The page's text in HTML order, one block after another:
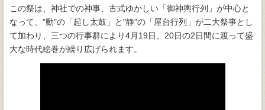
この祭は、神社での神事、古式ゆかしい「御神輿行列」が中心と
なって、"動"の「起し太鼓」と"静"の「屋台行列」が二大祭事とし
て加わり、三つの行事群により4月19日、20日の2日間に渡って盛
大な時代絵巻が繰り広げられます。